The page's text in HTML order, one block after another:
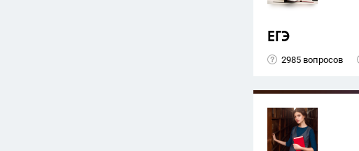
ЕГЭ
2985 вопросов